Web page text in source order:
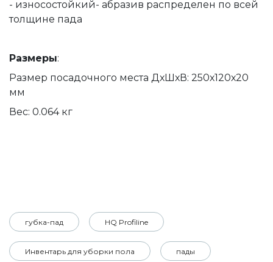
- износостойкий- абразив распределен по всей
толщине пада
Размеры:
Размер посадочного места ДхШхВ: 250х120х20
мм
Вес: 0.064 кг
губка-пад HQ Profiline
Инвентарь для уборки пола пады